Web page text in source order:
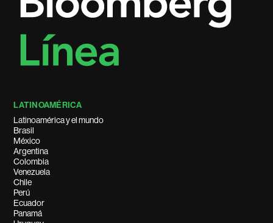
LATINOAMÉRICA
Latinoamérica y el mundo
Brasil
México
Argentina
Colombia
Venezuela
Chile
Perú
Ecuador
Panamá